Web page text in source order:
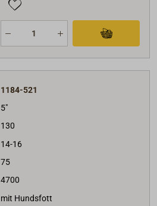
1184-521
5"
130
14-16
75
4700
mit Hundsfott